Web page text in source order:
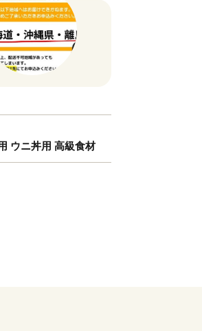
ウニ丼用 高級食材